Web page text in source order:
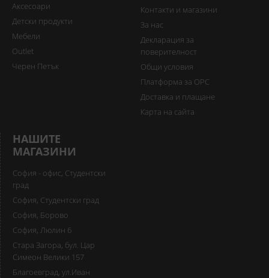
Аксесоари
Детски продукти
Мебели
Outlet
Черен Петък
Контакти и магазини
За нас
Декларация за
поверителност
Общи условия
Платформа за ОРС
Доставка и плащане
Карта на сайта
НАШИТЕ
МАГАЗИНИ
София - офис, Студентски
град
София, Студентски град
София, Борово
София, Люлин 6
Стара Загора, бул. Цар
Симеон Велики 157
Благоевград, ул.Иван